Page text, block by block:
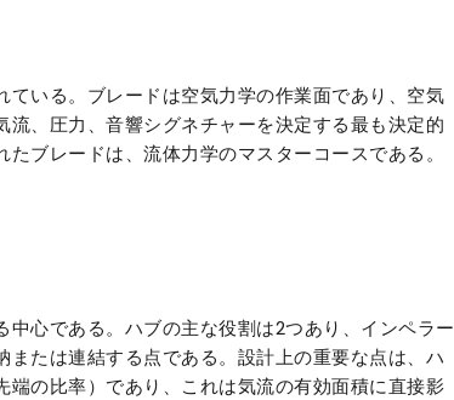
いる。ブレードは空気力学の作業面であり、空気
、圧力、音響シグネチャーを決定する最も決定的
ブレードは、流体力学のマスターコースである。
心である。ハブの主な役割は2つあり、インペラー
たは連結する点である。設計上の重要な点は、ハ
の比率）であり、これは気流の有効面積に直接影